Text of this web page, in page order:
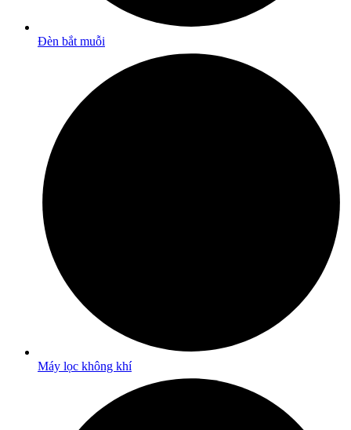
Đèn bắt muỗi
Máy lọc không khí